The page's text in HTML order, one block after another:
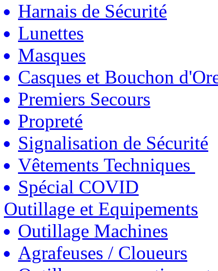
Harnais de Sécurité
Lunettes
Masques
Casques et Bouchon
Premiers Secours
Propreté
Signalisation de Sécurité
Vêtements Techniques
Spécial COVID
Outillage et Equipements
Outillage Machines
Agrafeuses / Cloueurs